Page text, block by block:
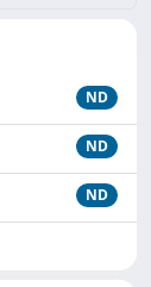
ND
ND
ND